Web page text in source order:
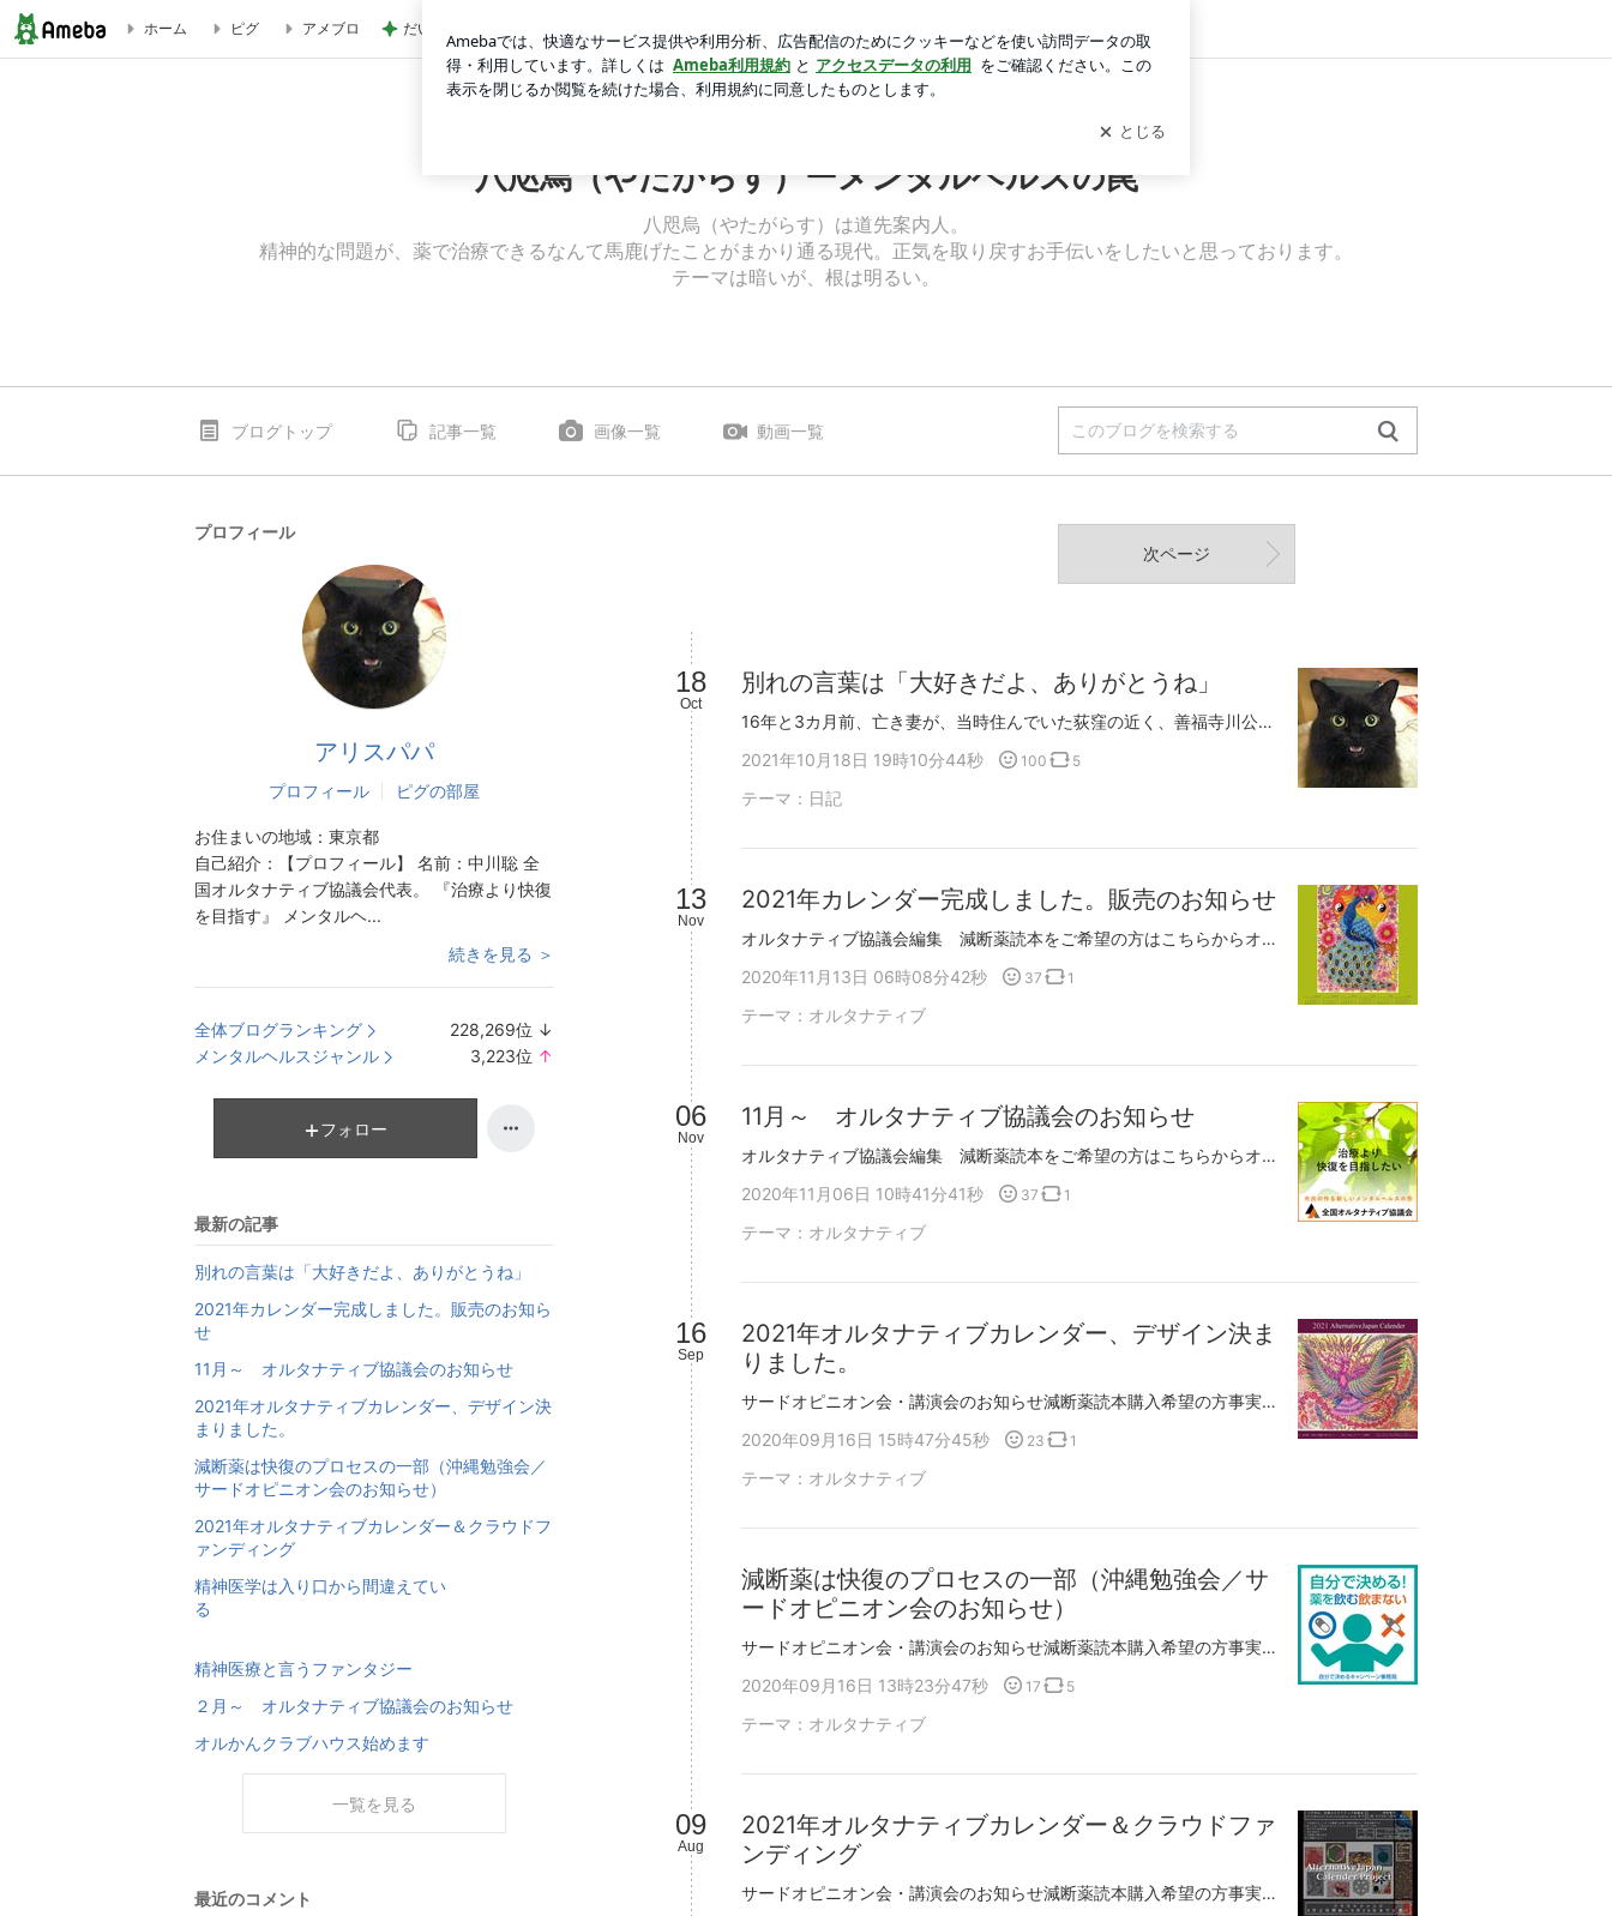
ホーム ピグ アメブロ だいたの夫 親しみを感じるアフロ仏 ログイン
八咫烏（やたがらす）ーメンタルヘルスの罠
八咫烏（やたがらす）は道先案内人。
精神的な問題が、薬で治療できるなんて馬鹿げたことがまかり通る現代。正気を取り戻すお手伝いをしたいと思っております。
テーマは暗いが、根は明るい。
ブログトップ 記事一覧 画像一覧 動画一覧
次ページ
18
Oct
別れの言葉は「大好きだよ、ありがとうね」
16年と3カ月前、亡き妻が、当時住んでいた荻窪の近く、善福寺川公園で、保護した小学生から託されたのがアリスだ。このブログのペンネームのアリスパパは、もちろん、そのアリスから取ったものだ。初めて見たアリスは、まだへその緒が付いたままの生まれたての子猫だった。最初はそれが猫とはわからず、ネズミかと勘違いしそうなほど小さかった。体重は80gもなかったと思う。慌てて、猫用のミルクやそれをやるスポイトを買って面倒を見ることになった。昼夜問わず、3時間ごとにミルクをやり、ゲップをさせ、排せつを促すための刺激をした。アリスは、他の猫がやるような踏み踏み動作をやらない。母猫のおっぱいを飲んだことがないからだろう。周りの人は「こんなの育つわけない」と言ったが、アリスは生き延びることができた。母乳からもらう免疫もなかったが、病気もせずにすくすくと育った。歩けるくらいになると、アリスが黒猫で、洋猫の血が混じった長毛種であることが分かった。半年後には、他の日本猫たちより一回り大きな美猫になった。「高級そうな猫ね」と皆は、ペットショップで買ったものと勘違いした。私は、喘息もちのアレルギー体質だ。2度ほど喘息の発作で死にかけたことがある。入院した際にアレルゲン検査をしたら、なんと唯一強度の猫アレルギーだった。猫と暮らすのはまさに命がけで、発作止めの薬が欠かせなくなった。だからと言って手放すことなど出来ない、人様が口にする愛にはクールなのだが、アリスへのそれは、『かけ値なしの純粋な愛』だと言い切れる。猫は、ただただ、正直に生きている。人間より好きなのはそういう生き物だから。アリスは、１歳になる前に、今度は育ての母親を失った。私の人生を180度変えた出来事。苦難の時代が始まった。そして、私のもとには、2匹のチワワとアリスが残された。毎日の散歩が必要で留守番の苦手なワンちゃんの世話など出来ないから、一匹は実家に貰ってもらい、一匹は里子に出した。アリスは里子に出した子を自分の子のように世話していて、里子に出したときは鳴きながら家じゅう探し回っていた。独り身となった私は、留守番の出来る猫のアリスだけを連れて引っ越すことにした。それから、出張するとき以外は、16年間ずっと同じ部屋で暮らし、同じベッドで寝た。2度の結婚を経験した私だが、他の誰よりも一緒に長く暮らしたのは猫のアリスとなった。私のこの苦難続きの時代にずっと傍に居た。時には涙をぺろぺろと舐めてくれたこともある。ある時は子供となり、ある時は恋人代わりにもなった。（ブログのトップ画像にしているこの写真は、出張で家を空けて帰ってきたとき、抗議中）9月末に、アリスは食欲がなくなり、水しか飲まなくなった。動物病院に連れて行くと、腎臓がすでに末期だと。治療は可能かと聞くと、点滴で稀に少し回復する子がいるが年齢を考えるとまず無理だという。点滴で少しは楽になるというので、点滴をお願いした。するとその夜ほんの少しだけご飯を食べた。3日後、もう一度点滴をしたが、その時はもうご飯を食べなかった。点滴をするのをやめた。今日で、かれこれ3週間、何も食べていない。筋肉が落ち、殆んど歩けなくなった。もう死んでしまうことを覚悟した。この記事を書きだしたのは、もう亡くなると覚悟したから。もう虫の息のアリスの横で、様子を伺いながらこの記事を書いていた。今日一日中、何度も心臓が動いているか、確認し、もう寝がえりも打てないアリスの体の向きを何度も変えた。午前2時頃、アリスに目をやると急に心臓が強く打ち出した。いつものように、胡坐をかいて、アリスを抱きかかえた。クウと何度か声を出して、動かなくなっていた足が少し伸びて、心臓が止まった。目から光が無くなったのが分かった。5分もかからなかったと思う。最後にかけた言葉は、「大好きだよ」と「ありがとうね」だった。無理やり延命しない方が、楽に死ねると聞いていたが、その通りだった。それほど取り乱してはいない。あまりにさよならの言えない沢山の突然死を経験してきたからか。アリスが、ゆっくりとお別れするための時間をくれたからだろう。、亡き妻からアリスを引き継いで16年。私はアリスの天命を全うさせることは出来ただろうか？と妻の位牌に目をやる。墓守の仕事をまた一つこなした。アリスが居なくなったから、アリスパパも終わり。もう、このブログも更新しないと思う。資料として残しておくけど。妻の死から取り組み始めた精神医療やそれを取り巻く社会との闘い。被害活動から一応の卒業をして、これからは皆と楽しく生きていくための活動（オルタナティブ）に集中しようと思う。アリスが居てくれたから、あの過酷な時間を心を病むことなく過ごすことが出来た。どんな酷い状態でも、一匹の猫の存在が慰めとなることを身をもって知った。もう自分がそういう存在になることは出来ないと思うが、そうした場を用意することならまだ出来るかもしれない。ブログ読者の皆様、さよなら、ありがとうございました。
2021年10月18日 19時10分44秒
100 5
テーマ： 日記
13
Nov
2021年カレンダー完成しました。販売のお知らせ
オルタナティブ協議会編集 減断薬読本をご希望の方はこちらからオルタナティブ協議会の勉強会・サードオピニオン会はどなたでも参加できます。サードオピニオン会、勉強会、講演会 開催予定（こちらをクリック）今月の関西の開催日が変更になっています。福岡、佐賀開催します。2021年オルタナティブ協議会のカレンダー完成しました。クラウドファンディングにご協力いただいた皆様ありがとうございました。自信作が完成しました。大変お目出たい図柄、デザインになっています。来年一年のお部屋のお供に如何でしょうか。販売収益金は、当事者のエンパワメント活動に活用させていただきます。✴︎✴︎✴︎カレンダーの価格と仕様✴︎✴︎✴︎✴︎価格✴︎1枚 1200円 (送料・税込) ✴︎仕様✴︎3種類共にサイズ：A2（約59.4cm × 約42cm）カレンダー1枚に12か月が掲載されているタイプです。①『孔雀の舞』リニューアル2021年カレンダー(寺原沙織さんのイラスト)②『鳳凰様〜夢を叶えたい〜』2021年カレンダー(寺原沙織さんのイラスト)③『CUBE』2021年カレンダー(ONE LINE ARTIST 曽良貞義さんのイラスト)＊掲載の画像と実際の印刷物では色味が多少異なる場合がございます。また、一部デザイン変更の場合もございます。＊祝日・休日については、オリンピック特措法改正案成立前の、昨年の時点で決定していた日にちになっております。✴︎✴︎✴︎ご購入方法✴︎✴︎✴︎✴︎メール✴︎全国オルタナティブ協議会へのメールに、2021年カレンダーご希望の旨を明記のうえ、以下の情報をお知らせ下さいませ。・ご希望のカレンダーの種類（番号） ①『孔雀の舞』リニューアル2021年カレンダー ②『鳳凰様〜夢を叶えたい〜』2021年カレンダー ③『CUBE』2021年カレンダー・ご希望枚数・お届け先のご住所・お受け取り人の方のお名前全国オルタナティブ協議会info@alternativejapan.org お支払いは、郵貯、銀行振り込みとなります。 返信メールにて振込先をお伝えします。✴︎オルタナショップ✴︎只今、準備中です。準備が整い次第、お知らせ致します。 全国オルタナティブ協議会では、理念に賛同し、共にオルタナティブな社会づくりに参加頂ける会員を募集しております。←ご興味のある方はこちらをクリック
2020年11月13日 06時08分42秒
37 1
テーマ： オルタナティブ
06
Nov
11月～ オルタナティブ協議会のお知らせ
オルタナティブ協議会編集 減断薬読本をご希望の方はこちらからオルタナティブ協議会の勉強会・サードオピニオン会はどなたでも参加できます。（各地のサードオピニオン開催をお手伝い頂ける方を募集します。全国オルタナティブ協議会ＨＰからお問い合わせ下さい）新型コロナウイルス流行の為、自粛しておりました各地のサード・オピニオン会を再開いたします。～私たちが目指す回復のかたち～〇サードオピニオン会11月 名古屋、大阪の開催日時が変更されております。ご注意下さい開催地：船橋（千葉）、練馬（東京）、二俣川（神奈川）、浦和（埼玉）、名古屋（愛知）、新大阪（大阪）、西宮（兵庫）、姫路（兵庫）、福岡（福岡）、神崎（佐賀）サードオピニオンとは・・・サードオピニオン会の理念と目標「新たな視点からの選択と対話による回復」サードオピニオン会、勉強会、講演会 開催予定（こちらをクリック）関西の開催日が変更になっています。西宮、姫路は隔月（原則第4土曜）、大阪は原則第4日曜日九州も隔月開催です。〇自分で決める薬を飲む飲まないキャンペーン自分で決める！薬を飲む飲まないキャンペーン開始します。〇クラブハウスプロジェクトオルタナティブ協議会は、当事者、元患者の快復/社会参加を強力に促すクラブハウスプロジェクトを推進しています。 全国オルタナティブ協議会では、理念に賛同し、共にオルタナティブな社会づくりに参加頂ける会員を募集しております。
2020年11月06日 10時41分41秒
37 1
テーマ： オルタナティブ
16
Sep
2021年オルタナティブカレンダー、デザイン決ま
りました。
サードオピニオン会・講演会のお知らせ減断薬読本購入希望の方事実報道に本ブログ記事が連載されています。カレンダー作り、完成に近づきました。来年は3種類のカレンダーを提供します。クオリティの高さ、保証します。本カレンダープロジェクトは、資金集めから制作、販売まで全て、オルタナティブ協議会の患者、元患者により運営されており、快復のため、社会復帰のためのプロセスの一つとして位置付けています。制作のためのクラウドファンディングを行っています。是非、応援ください。御家庭用の他、お歳暮、お年始の贈呈用として。また、団体、法人様向けに、団体名、法人名を入れた制作も承っております。是非、ご検討ください。➀寺原沙織さんの新作 『鳳凰様～夢を叶えたい』②ONELINE ARTIST 曽良さんがこのカレンダープロジェクトのために書き上げてくれた新作③2020年の寺原沙織さんの作品、『孔雀』の2021年版完成後、10月末以降、全国のサードオピニオン会、またはオルタナショップでオンラインでご購入頂ける予定です。我々の理念に賛同し、資源を提供（無料もしくは格安で）いただける方を募集します。空き家、空事務所、畑、里山、etc（特に神奈川、東京、関西、福岡）お問い合わせは全国オルタナティブ協議会のＨＰからお願いします。快復を強力に後押しするための環境（コミュニティ）づくりとして、クラブハウスプロジェクトを推進しています。現在、関西、中部（名古屋、中津川）を始め全国で、具体的な活動を行っています。その為の応援グループオルタナティブを実現するための300人委員会をＦＢ上に作成しました。プロジェクトの進捗を知りたい方、ご興味のある方は、参加理由の説明メッセージを送付の上参加リクエストをお送りください。 全国オルタナティブ協議会、精神医療被害連絡会では、『自分で決める！薬を飲む飲まないキャンペーン』を開始します。ご興味のある方は、応援グループ自分で決める薬を飲む飲まないキャンペーンに参加ください。
2020年09月16日 15時47分45秒
23 1
テーマ： オルタナティブ
減断薬は快復のプロセスの一部（沖縄勉強会／サ
ードオピニオン会のお知らせ）
サードオピニオン会・講演会のお知らせ減断薬読本購入希望の方事実報道に本ブログ記事が連載されています。減断薬ブームと言っても良い状況となってきた。減断薬を語ることがタブーではなくなったのは大きい。さらには、減断薬を経た快復者が大勢現れたことも。10年前から比べると夢のような状況である。それでも、憂慮すべき事態も新たに発生している。まず、減断薬を謳うクリニックも増えたが、これまで増やすことしかしてこなかった医師が突然減薬が上手く出来るようになるとは思えない。そもそも、全ての統合失調症患者には薬が必要という悪質な言説を信じて、薬が必要かどうかさえ考えてこなかった医師に、減断薬の判断は不可能である。薬物治療の代わりに、大した経験も無いにも関わらず栄養やホメオパシーやアロマ、ヨガとかの代替療法を薦める医師にも不信感がある。それらにおいて、医師もまた素人である。医師と言う看板を利用して信用を得ているだけで、それぞれの分野では長年取り組んできた人達がそもそも居る。精神科医の看板を使うのであれば、生物学的精神医学（薬物治療）のオルタナティブとして、社会精神医学や心理学的アプローチを学んで、実践して頂きたい。さらに、減断薬カウンセラーを名乗る元患者にも、苦言を呈しておきたい。自身の経験は自身の経験であって、それが皆に通用するわけではないことを肝に銘じるべきである。ある人に有効であった方法は、参考情報として有用ではあるが、それがすべての患者に通用するわけではない。そのため、オルタナティブ協議会では、方法論の前に、自己決定の原則を重視している。（自己決定の原則は、様々なリカバリーモデルの中核をなす原則であるが、長年、その効果を確認していくと、リカバリーモデルは本当に良くできていると感心する）自分にあった方法を自分で選ぶというプロセスがを省くと、結果が悪い場合には、他罰的になるし、失敗が教訓とならない。私の会が関わって快復したメンバーでも、この原則は驚くほど当てはまる。これは減断薬においても当てはまる。（あまりに多量の薬を服用していて重度の中毒状態の場合は、他者による決定はやむを得ないが）それでも、情報は勿論重要である。自己決定の為には、正しい情報が不可欠である。薬が効く仕組みや代謝のメカニズムといった基本的な向精神薬の薬理は、減断薬の計画を立てる上で不可欠。さらには、それがそもそもの精神症状なのか、薬の副作用なのかの判別は欠かせない。これは本来的に精神科医が担うべき領域と思うが、絶望的なほどその能力は無い。特に、アカシジアや抗コリン作用の引き起こす症状は、その人の病状の悪化とされる事例に出会うと当人が気の毒でならない。その辻褄の合わない行動や暴力や自傷といった問題行動が、向精神薬の副作用が原因であることは少なからずある。久々に、沖縄で勉強会＆サードオピニオン会やります。精神科診断と向精神薬の勉強会サードオピニオン（精神疾患）相談会・対話会 in 沖縄惜しみなく情報は提供しますので、快復への自己決定に役立てて頂きたい。我々の理念に賛同し、資源を提供（無料もしくは格安で）いただける方を募集します。空き家、空事務所、畑、里山、etc（特に神奈川、東京、関西、福岡）お問い合わせは全国オルタナティブ協議会のＨＰからお願いします。快復を強力に後押しするための環境（コミュニティ）づくりとして、クラブハウスプロジェクトを推進しています。現在、関西、中部（名古屋、中津川）を始め全国で、具体的な活動を行っています。その為の応援グループオルタナティブを実現するための300人委員会をＦＢ上に作成しました。プロジェクトの進捗を知りたい方、ご興味のある方は、参加理由の説明メッセージを送付の上参加リクエストをお送りください。 全国オルタナティブ協議会、精神医療被害連絡会では、『自分で決める！薬を飲む飲まないキャンペーン』を開始します。ご興味のある方は、応援グループ自分で決める薬を飲む飲まないキャンペーンに参加ください。
2020年09月16日 13時23分47秒
17 5
テーマ： オルタナティブ
09
Aug
2021年オルタナティブカレンダー＆クラウドファ
ンディング
サードオピニオン会・講演会のお知らせ減断薬読本購入希望の方事実報道に本ブログ記事が連載されています。『精神疾患からの快復を目指す患者・元患者達が創るカレンダーを制作したい！！』https://camp-fire.jp/projects/view/310969・イラスト作成・カレンダーのデザイン・クラウドファンディングの申請から画面の作成、実施・リターンの企画、制作、実施・カレンダーの注文受け、梱包、発送・インターネットショップの作成、運営これ全てを、元患者と当事者で実施しています。治療より快復を目指す我々の取り組みです。誰かの用意したプログラムを利用するのではなく、その人の得意なこと、熱意を自ら形にする。イタリアの当事者の生活協同組合でも、同じように当事者中心の運営が行われていますが、そのポリシーは福祉事業としてではなく、一般社会の中で、ちゃんと競争力のあるビジネスを行うことだそうです。今回、我々が提供するカレンダーのクオリティは、他のプロの提供するものに比して、劣らないどころか突出したものと自負しています。自分で企画して、製作して、販売すること。なかなか出来ることではない。消費する幸せより、創造する幸せ。自分たちを苦しめてきたのは、消費する幸せを得られないことが原因では無かったか。創造する幸せを知ったならば、そんなものは吹き飛ぶ。来年一年間のお部屋の壁のお供に、是非このカレンダーを選んで頂きたい。とっても、豪華でおめでたいデザインです。我々の理念に賛同し、資源を提供（無料もしくは格安で）いただける方を募集します。空き家、空事務所、畑、里山、etc（特に神奈川、東京、関西、福岡）お問い合わせは全国オルタナティブ協議会のＨＰからお願いします。快復を強力に後押しするための環境（コミュニティ）づくりとして、クラブハウスプロジェクトを推進しています。現在、関西、中部（名古屋、中津川）を始め全国で、具体的な活動を行っています。その為の応援グループオルタナティブを実現するための300人委員会をＦＢ上に作成しました。プロジェクトの進捗を知りたい方、ご興味のある方は、参加理由の説明メッセージを送付の上参加リクエストをお送りください。 全国オルタナティブ協議会、精神医療被害連絡会では、『自分で決める！薬を飲む飲まないキャンペーン』を開始します。ご興味のある方は、応援グループ自分で決める薬を飲む飲まないキャンペーンに参加ください。
プロフィール
アリスパパ
プロフィール ピグの部屋
お住まいの地域： 東京都
自己紹介：
【プロフィール】 名前：中川聡 全
国オルタナティブ協議会代表。 『治療より快復
を目指す』 メンタルヘ...
続きを見る ＞
全体ブログランキング 228,269位 ↓
メンタルヘルスジャンル 3,223位 ↑
フォロー
最新の記事
別れの言葉は「大好きだよ、ありがとうね」
2021年カレンダー完成しました。販売のお知ら
せ
11月～ オルタナティブ協議会のお知らせ
2021年オルタナティブカレンダー、デザイン決
まりました。
減断薬は快復のプロセスの一部（沖縄勉強会／
サードオピニオン会のお知らせ）
2021年オルタナティブカレンダー＆クラウドフ
ァンディング
精神医学は入り口から間違えてい
る
精神医療と言うファンタジー
２月～ オルタナティブ協議会のお知らせ
オルかんクラブハウス始めます
一覧を見る
最近のコメント